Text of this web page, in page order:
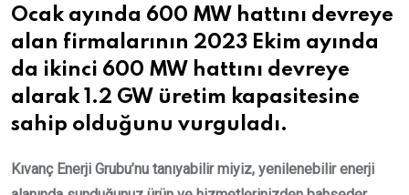
Ocak ayında 600 MW hattını devreye
alan firmalarının 2023 Ekim ayında
da ikinci 600 MW hattını devreye
alarak 1.2 GW üretim kapasitesine
sahip olduğunu vurguladı.
Kıvanç Enerji Grubu’nu tanıyabilir miyiz, yenilenebilir enerji